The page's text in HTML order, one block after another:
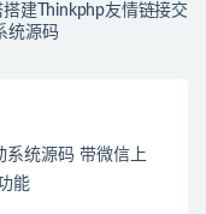
搭建Thinkphp友情链接交
统源码
系统源码 带微信上
能